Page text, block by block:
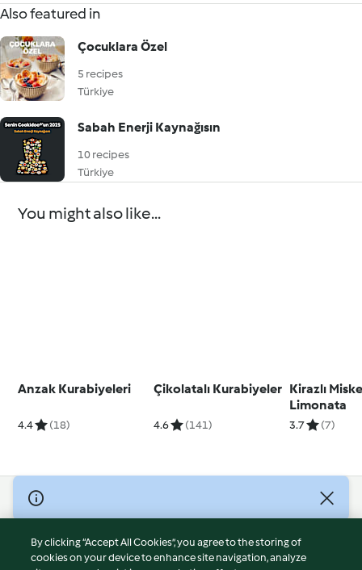
Also featured in
Çocuklara Özel
5 recipes
Türkiye
Sabah Enerji Kaynağısın
10 recipes
Türkiye
You might also like...
Anzak Kurabiyeleri
4.4 (18)
Çikolatalı Kurabiyeler
4.6 (141)
Kirazlı
Limonata
3.7 (7)
© Copyright 2026
Terms of Service
Privacy Policy
By clicking “Accept All Cookies”, you agree to the storing of
cookies on your device to enhance site navigation, analyze